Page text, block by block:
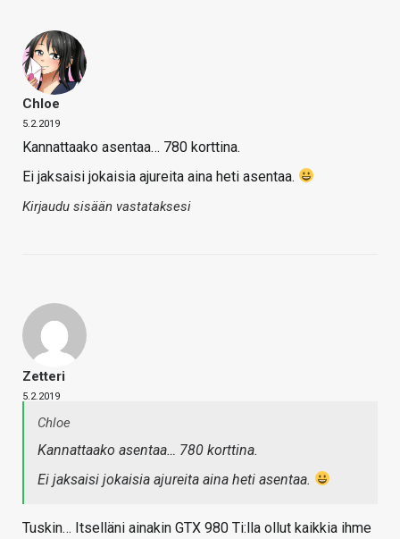
Chloe
5.2.2019
Kannattaako asentaa… 780 korttina.
Ei jaksaisi jokaisia ajureita aina heti asentaa.
Kirjaudu sisään vastataksesi
Zetteri
5.2.2019
Chloe
Kannattaako asentaa… 780 korttina.
Ei jaksaisi jokaisia ajureita aina heti asentaa.
Tuskin… Itselläni ainakin GTX 980 Ti:lla ollut kaikkia ihme